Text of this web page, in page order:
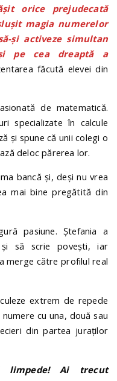
orice prejudecată
magia numerelor
și activeze simultan
pe cea dreaptă a
făcută elevei din
de matematică.
specializate în calcule
și spune că unii colegi o
deloc părerea lor.
bancă și, deși nu vrea
mai bine pregătită din
pasiune. Ștefania a
să scrie povești, iar
merge către profilul real
extrem de repede
cu una, două sau
din partea juraților
limpede! Ai trecut